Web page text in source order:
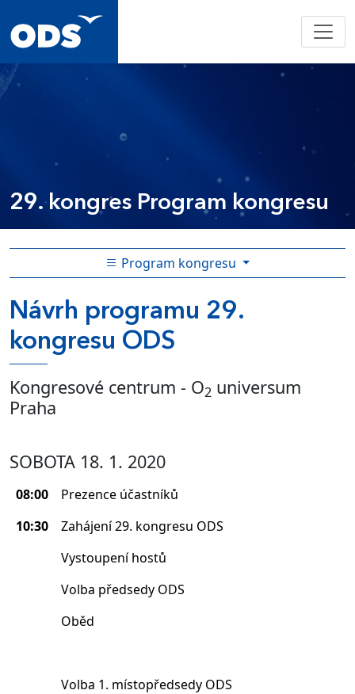
29. kongres Program kongresu
Program kongresu
Návrh programu 29.
kongresu ODS
Kongresové centrum - O2 universum
Praha
SOBOTA 18. 1. 2020
08:00
Prezence účastníků
10:30
Zahájení 29. kongresu ODS
Vystoupení hostů
Volba předsedy ODS
Oběd
Volba 1. místopředsedy ODS